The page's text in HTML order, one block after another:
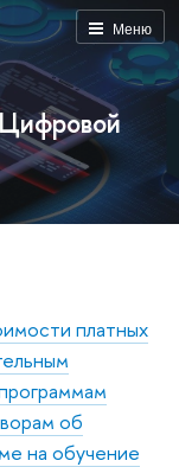
Меню
платных
об
на обучение